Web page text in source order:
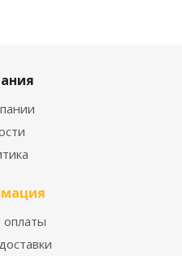
оплаты